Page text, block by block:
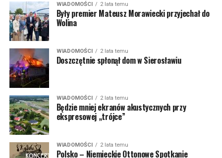
WIADOMOŚCI 2 lata temu
Były premier Mateusz Morawiecki przyjechał do
Wolina
WIADOMOŚCI 2 lata temu
Doszczętnie spłonął dom w Sierosławiu
WIADOMOŚCI 2 lata temu
Będzie mniej ekranów akustycznych przy
ekspresowej „trójce”
WIADOMOŚCI 2 lata temu
Polsko – Niemieckie Ottonowe Spotkanie